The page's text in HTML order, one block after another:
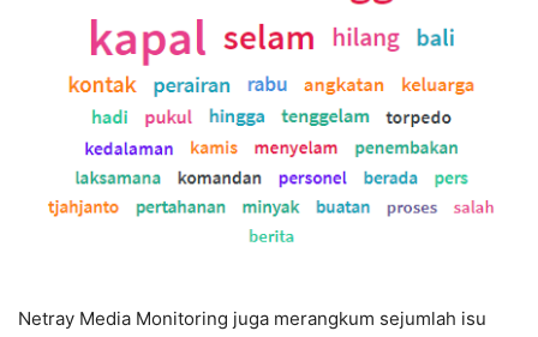
Netray Media Monitoring juga merangkum sejumlah isu